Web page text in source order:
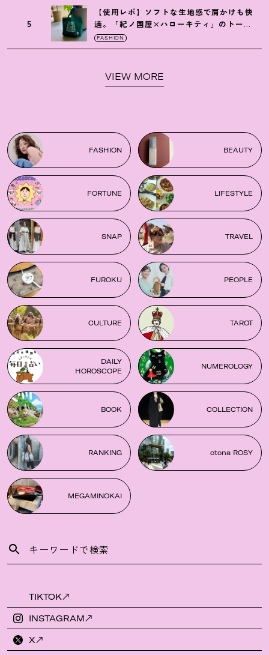
5
【使用レポ】ソフトな生地感で肩かけも快
適。「紀ノ国屋×ハローキティ」のトート
がガシガシ使えて最高です
FASHION
VIEW MORE
FASHION BEAUTY
FORTUNE LIFESTYLE
SNAP TRAVEL
FUROKU PEOPLE
CULTURE TAROT
DAILY
HOROSCOPE
NUMEROLOGY
BOOK COLLECTION
RANKING otona ROSY
MEGAMINOKAI
TIKTOK
INSTAGRAM
X